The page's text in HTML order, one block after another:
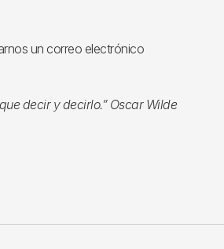
un correo electrónico
decir y decirlo.” Oscar Wilde